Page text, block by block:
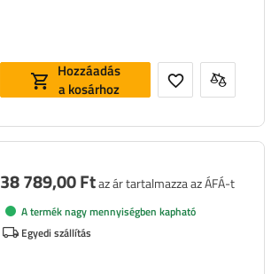
Hozzáadás
a kosárhoz
38 789,00 Ftaz ár tartalmazza az ÁFÁ-t
A termék nagy mennyiségben kapható
Egyedi szállítás